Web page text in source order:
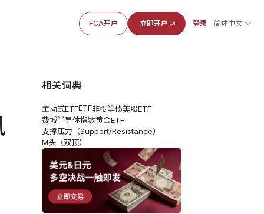
FCA开户 立即开户 登录 简体中文
相关词典
主动式ETFETF非投等债美股ETF
费城半导体指数黄金ETF
支撑压力（Support/Resistance）
M头（双顶）